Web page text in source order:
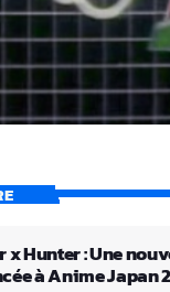
x Hunter : Une
à Anime Japan